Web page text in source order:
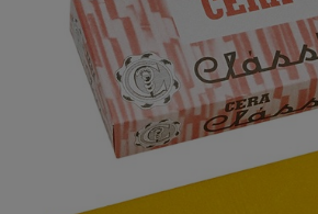
Você está
emDental
Cremer
Simples
Dental
Software
Odontológico